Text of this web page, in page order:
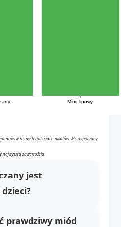
Miód lipowy
w różnych rodzajach miodów. Miód gryczany
najwyższą zawartością.
jest
prawdziwy miód